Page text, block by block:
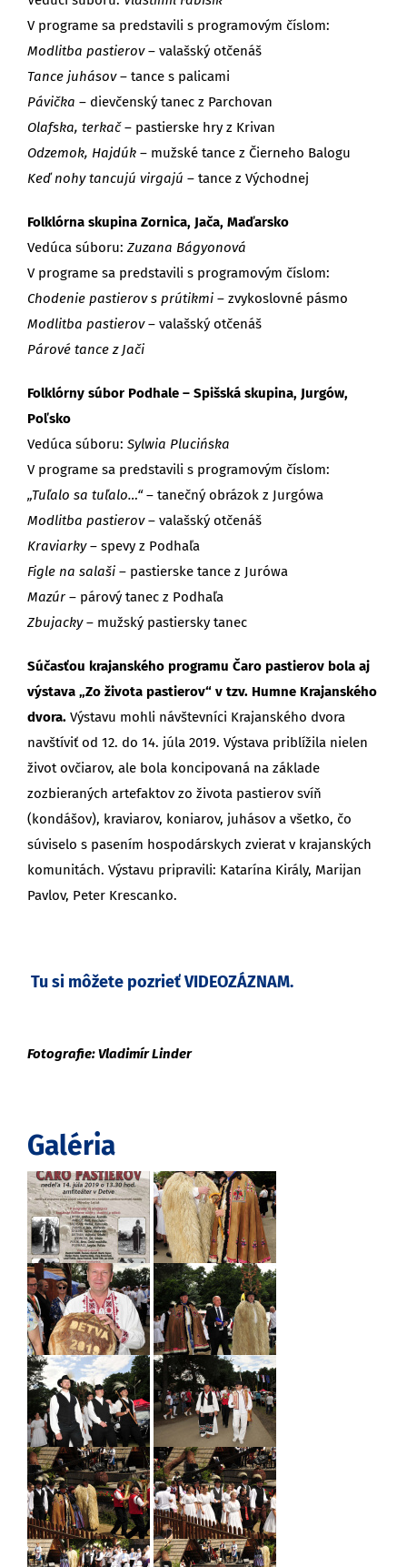
V programe sa predstavili s programovým číslom:
Modlitba pastierov– valašský otčenáš
Tance juhásov– tance s palicami
Pávička – dievčenský tanec z Parchovan
Olafska, terkač– pastierske hry z Krivan
Odzemok, Hajdúk – mužské tance z Čierneho Balogu
Keď nohy tancujú virgajú – tance z Východnej
Folklórna skupina Zornica, Jača, Maďarsko
Vedúca súboru: Zuzana Bágyonová
V programe sa predstavili s programovým číslom:
Chodenie pastierov s prútikmi – zvykoslovné pásmo
Modlitba pastierov– valašský otčenáš
Párové tance z Jači
Folklórny súbor Podhale – Spišská skupina, Jurgów,
Poľsko
Vedúca súboru: Sylwia Plucińska
V programe sa predstavili s programovým číslom:
„Tuľalo sa tuľalo…“– tanečný obrázok z Jurgówa
Modlitba pastierov– valašský otčenáš
Kraviarky– spevy z Podhaľa
Figle na salaši – pastierske tance z Jurówa
Mazúr – párový tanec z Podhaľa
Zbujacky– mužský pastiersky tanec
Súčasťou krajanského programu Čaro pastierov bola aj
výstava „Zo života pastierov“ v tzv. Humne Krajanského
dvora. Výstavu mohli návštevníci Krajanského dvora
navštíviť od 12. do 14. júla 2019. Výstava priblížila nielen
život ovčiarov, ale bola koncipovaná na základe
zozbieraných artefaktov zo života pastierov svíň
(kondášov), kraviarov, koniarov, juhásov a všetko, čo
súviselo s pasením hospodárskych zvierat v krajanských
komunitách. Výstavu pripravili: Katarína Király, Marijan
Pavlov, Peter Krescanko.
Tu si môžete pozrieťVIDEOZÁZNAM.
Fotografie: Vladimír Linder
Galéria